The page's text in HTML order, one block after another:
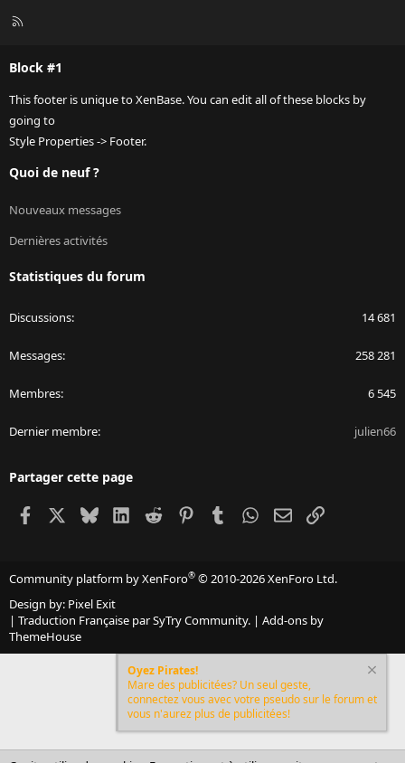
R
Block #1
This footer is unique to XenBase. You can edit all of these blocks by
going to
Style Properties -> Footer.
Quoi de neuf ?
Nouveaux messages
Dernières activités
Statistiques du forum
Discussions 14 681
Messages 258 281
Membres 6 545
Dernier membre julien66
Partager cette page
Facebook BlueskyLinkedIn
Reddit PinterestTumblr WhatsApp
EmailLien
Community platform by XenForo® © 2010-2026 XenForo Ltd.
Design by: Pixel Exit
| Traduction Française par SyTry Community. | Add-ons by
ThemeHouse
Oyez Pirates!
Mare des publicitées? Un seul geste,
connectez vous avec votre pseudo sur le forum et
vous n'aurez plus de publicitées!